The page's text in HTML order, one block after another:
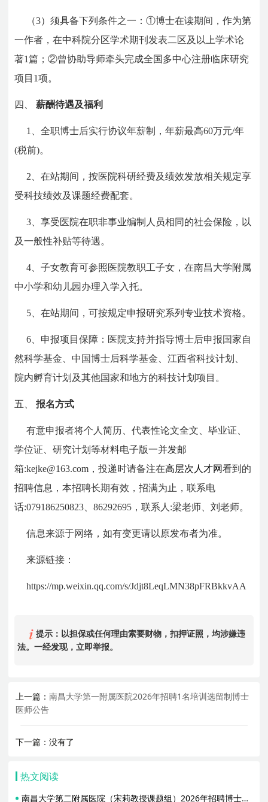
（3）须具备下列条件之一：①博士在读期间，作为第
一作者，在中科院分区学术期刊发表二区及以上学术论
著1篇；②曾协助导师牵头完成全国多中心注册临床研究
项目1项。
四、薪酬待遇及福利
1、全职博士后实行协议年薪制，年薪最高60万元/年
(税前)。
2、在站期间，按医院科研经费及绩效发放相关规定享
受科技绩效及课题经费配套。
3、享受医院在职非事业编制人员相同的社会保险，以
及一般性补贴等待遇。
4、子女教育可参照医院教职工子女，在南昌大学附属
中小学和幼儿园办理入学入托。
5、在站期间，可按规定申报研究系列专业技术资格。
6、申报项目保障：医院支持并指导博士后申报国家自
然科学基金、中国博士后科学基金、江西省科技计划、
院内孵育计划及其他国家和地方的科技计划项目。
五、报名方式
有意申报者将个人简历、代表性论文全文、毕业证、
学位证、研究计划等材料电子版一并发邮
箱:kejke@163.com，投递时请备注在高层次人才网看到的
招聘信息，本招聘长期有效，招满为止，联系电
话:079186250823、86292695，联系人:梁老师、刘老师。
信息来源于网络，如有变更请以原发布者为准。
来源链接：
https://mp.weixin.qq.com/s/Jdjt8LeqLMN38pFRBkkvAA
提示：以担保或任何理由索要财物，扣押证照，均涉嫌违
法。一经发现，立即举报。
上一篇：南昌大学第一附属医院2026年招聘1名培训选留制博士
医师公告
下一篇：没有了
热文阅读
南昌大学第二附属医院（宋莉教授课题组）2026年招聘博士后公告